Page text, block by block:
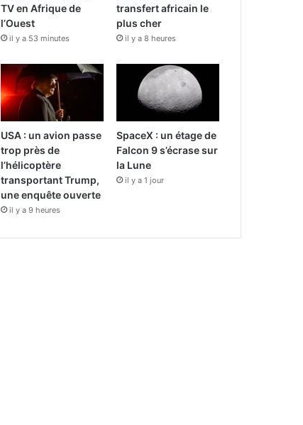
TV en Afrique de
l’Ouest
il y a 53 minutes
transfert africain le
plus cher
il y a 8 heures
USA : un avion passe
trop près de
l’hélicoptère
transportant Trump,
une enquête ouverte
il y a 9 heures
SpaceX : un étage de
Falcon 9 s’écrase sur
la Lune
il y a 1 jour